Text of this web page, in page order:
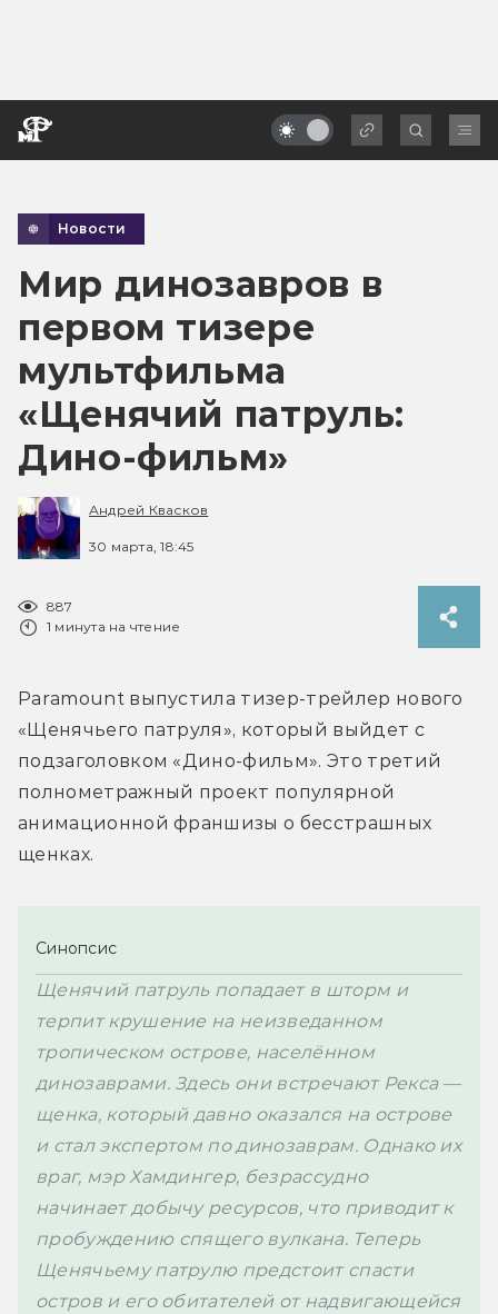
Новости
Мир динозавров в
первом тизере
мультфильма
«Щенячий патруль:
Дино-фильм»
Андрей Квасков
30 марта, 18:45
887
1 минута на чтение
Paramount выпустила тизер-трейлер нового
«Щенячьего патруля», который выйдет с
подзаголовком «Дино-фильм». Это третий
полнометражный проект популярной
анимационной франшизы о бесстрашных
щенках.
Синопсис
Щенячий патруль попадает в шторм и
терпит крушение на неизведанном
тропическом острове, населённом
динозаврами. Здесь они встречают Рекса —
щенка, который давно оказался на острове
и стал экспертом по динозаврам. Однако их
враг, мэр Хамдингер, безрассудно
начинает добычу ресурсов, что приводит к
пробуждению спящего вулкана. Теперь
Щенячьему патрулю предстоит спасти
остров и его обитателей от надвигающейся